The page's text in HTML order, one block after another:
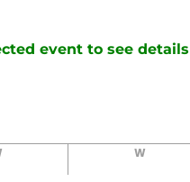
event to see details